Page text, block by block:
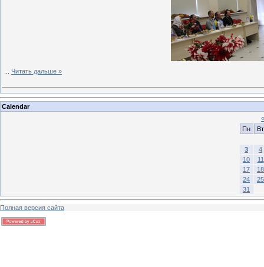
Читать дальше »
Calendar
«
Пн
Вт
3
4
10
11
17
18
24
25
31
Полная версия сайта